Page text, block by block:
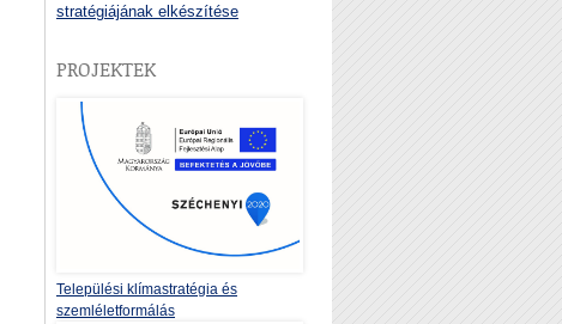
stratégiájának elkészítése
PROJEKTEK
Települési klímastratégia és
szemléletformálás